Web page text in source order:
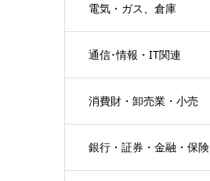
電気・ガス、倉庫
通信･情報・IT関連
消費財・卸売業・小売
銀行・証券・金融・保険